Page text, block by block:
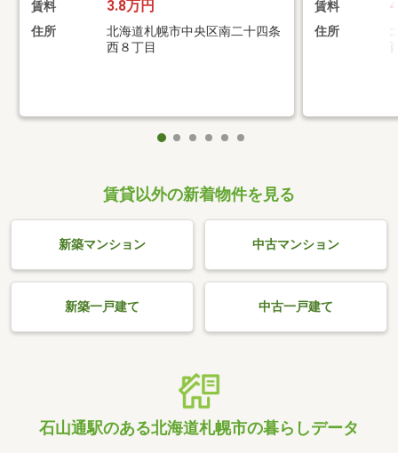
賃料 3.8万円
住所
北海道札幌市中央区南二十四条
西８丁目
賃料
住所
賃貸以外の新着物件を見る
新築マンション 中古マンション
新築一戸建て 中古一戸建て
石山通駅のある北海道札幌市の暮らしデータ